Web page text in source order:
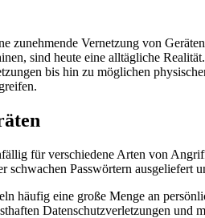
Vernetzung von
sind heute eine alltägliche
bis hin zu möglichen
für verschiedene Arten von
Passwörtern
häufig eine große Menge an
Datenschutzverletzungen und